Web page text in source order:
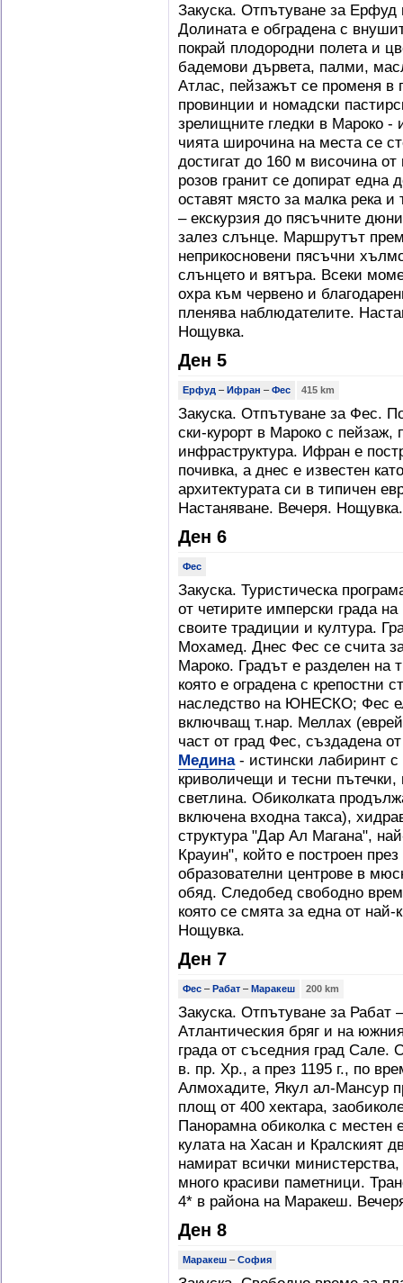
Закуска. Отпътуване за Ерфуд
Долината е обградена с
покрай плодородни полета и
бадемови дървета, палми,
Атлас, пейзажът се променя в
провинции и номадски
зрелищните гледки в Мароко -
чията широчина на места се
достигат до 160 м височина от
розов гранит се допират една
оставят място за малка река
– екскурзия до пясъчните
залез слънце. Маршрутът
неприкосновени пясъчни
слънцето и вятъра. Всеки
охра към червено и
пленява наблюдателите.
Нощувка.
Ден 5
Ерфуд – Ифран – Фес 415 km
Закуска. Отпътуване за Фес.
ски-курорт в Мароко с пейзаж,
инфраструктура. Ифран е
почивка, а днес е известен
архитектурата си в типичен
Настаняване. Вечеря. Нощувка.
Ден 6
Фес
Закуска. Туристическа
от четирите имперски града
своите традиции и култура.
Мохамед. Днес Фес се счита
Мароко. Градът е разделен на
която е оградена с крепостни
наследство на ЮНЕСКО; Фес
включващ т.нар. Меллах
част от град Фес, създадена
Медина- истински лабиринт с
криволичещи и тесни пътечки,
светлина. Обиколката
включена входна такса),
структура "Дар Ал Магана",
Крауин", който е построен
образователни центрове в
обяд. Следобед свободно
която се смята за една от
Нощувка.
Ден 7
Фес – Рабат – Маракеш 200 km
Закуска. Отпътуване за Рабат
Атлантическия бряг и на
града от съседния град Сале.
в. пр. Хр., а през 1195 г., по
Алмохадите, Якул ал-Мансур
площ от 400 хектара,
Панорамна обиколка с местен
кулата на Хасан и Кралският
намират всички
много красиви паметници.
4* в района на Маракеш.
Ден 8
Маракеш – София